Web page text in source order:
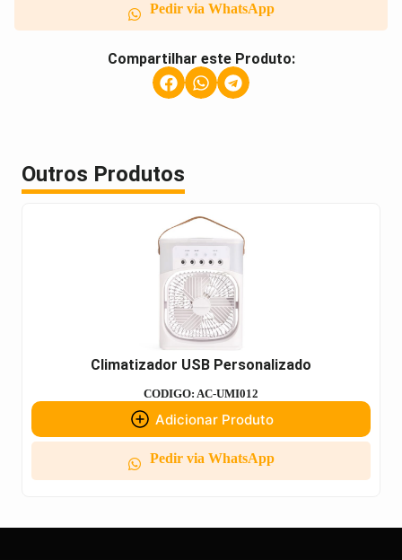
Pedir via WhatsApp
Compartilhar este Produto:
Outros Produtos
Climatizador USB Personalizado
CODIGO: AC-UMI012
Adicionar Produto
Pedir via WhatsApp